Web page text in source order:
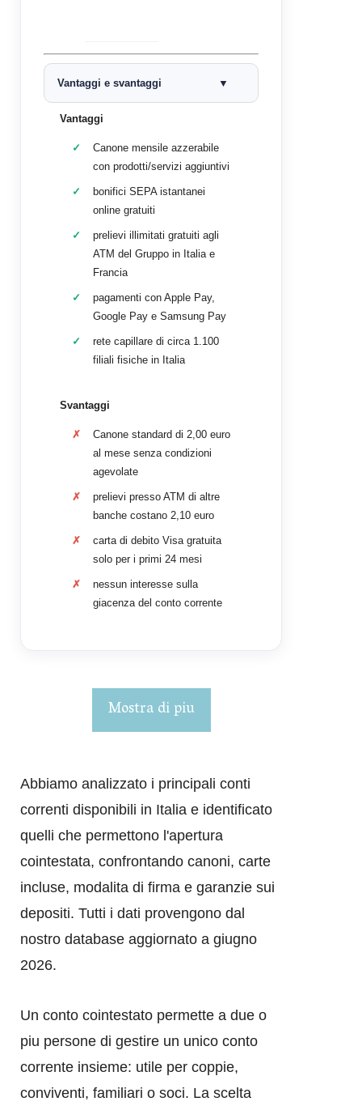
Vantaggi e svantaggi
Vantaggi
Canone mensile azzerabile
con prodotti/servizi aggiuntivi
bonifici SEPA istantanei
online gratuiti
prelievi illimitati gratuiti agli
ATM del Gruppo in Italia e
Francia
pagamenti con Apple Pay,
Google Pay e Samsung Pay
rete capillare di circa 1.100
filiali fisiche in Italia
Svantaggi
Canone standard di 2,00 euro
al mese senza condizioni
agevolate
prelievi presso ATM di altre
banche costano 2,10 euro
carta di debito Visa gratuita
solo per i primi 24 mesi
nessun interesse sulla
giacenza del conto corrente
Mostra di piu
Abbiamo analizzato i principali conti
correnti disponibili in Italia e identificato
quelli che permettono l'apertura
cointestata, confrontando canoni, carte
incluse, modalita di firma e garanzie sui
depositi. Tutti i dati provengono dal
nostro database aggiornato a giugno
2026.
Un conto cointestato permette a due o
piu persone di gestire un unico conto
corrente insieme: utile per coppie,
conviventi, familiari o soci. La scelta